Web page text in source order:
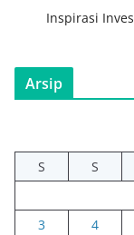
Inspirasi
Arsip
S
S
3
4